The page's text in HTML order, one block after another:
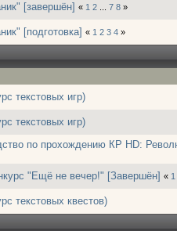
[завершён] « 1 2 7 8 »
[подготовка] « 1 2 3 4 »
текстовых игр)
текстовых игр)
по прохождению КР HD:
"Ещё не вечер!" [Завершён] « 1
текстовых квестов)